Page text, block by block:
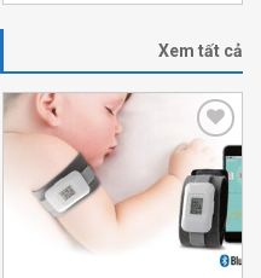
Xem tất cả
Add to
Wishlist